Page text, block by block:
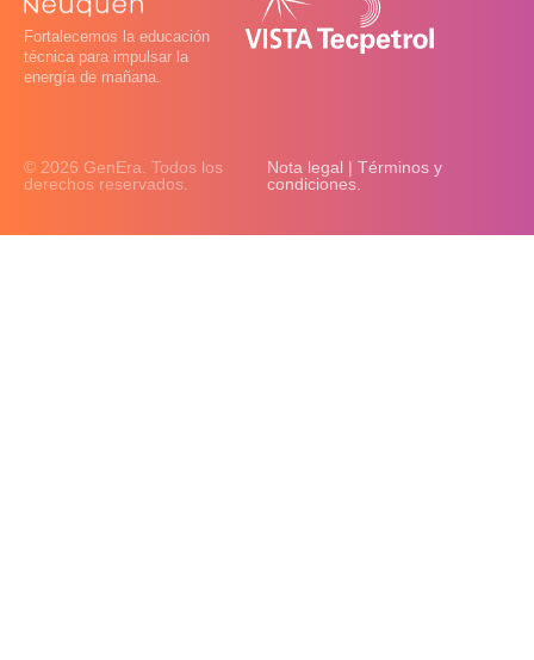
Fortalecemos la educación
técnica para impulsar la
energía de mañana.
© 2026 GenEra. Todos los
derechos reservados.
Nota legal | Términos y
condiciones.